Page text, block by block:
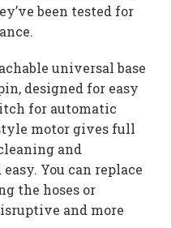
been tested for
universal base
designed for easy
for automatic
motor gives full
and
You can replace
the hoses or
and more